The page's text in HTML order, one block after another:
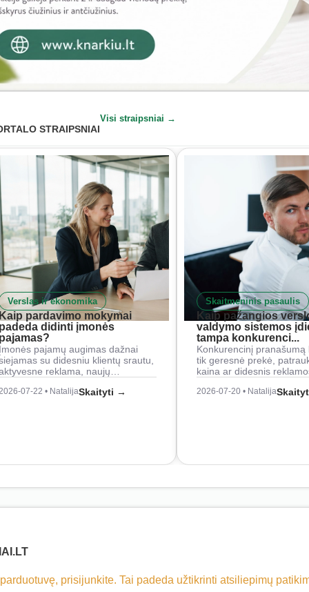
STRAIPSNIAI
Visi straipsniai →
Verslas ir ekonomika
pardavimo mokymai
didinti įmonės
pajamų augimas dažnai
su didesniu klientų srautu,
reklama, naujų…
07-22 • NatalijaSkaityti →
Skaitmeninis pasaulis
Kaip pažangios
valdymo sistemos
tampa konkurenci...
Konkurencinį pranašumą
tik geresnė prekė,
kaina ar didesnis
2026-07-20 • Natalija
prisijunkite. Tai padeda užtikrinti atsiliepimų